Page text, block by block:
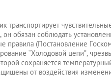
транспортирует
обязан соблюдать
правила (Постановление
“Холодовой цепи”,
сохраняется
от воздействия